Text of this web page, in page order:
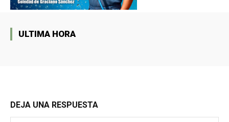
ULTIMA HORA
DEJA UNA RESPUESTA